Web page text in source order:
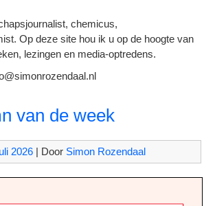
chemicus,
Op deze site hou ik u op de hoogte van
lezingen en media-optredens.
van de week
2026 | Door Simon Rozendaal